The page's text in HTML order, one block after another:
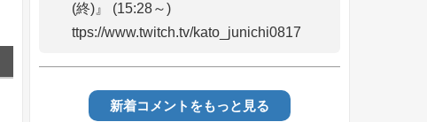
(終)』 (15:28～)
ttps://www.twitch.tv/kato_junichi0817
新着コメントをもっと見る